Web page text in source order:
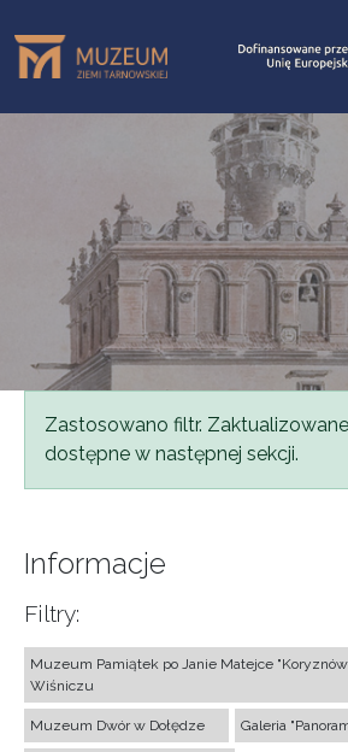
Komunikat
Zastosowano filtr.
dostępne w następnej sekcji.
Informacje
Filtry:
Muzeum Pamiątek po Janie Matejce
Wiśniczu
Muzeum Dwór w Dołędze Galeria